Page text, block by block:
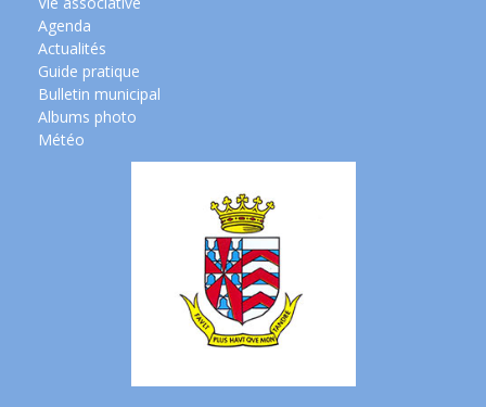
Agenda
Actualités
Guide pratique
Bulletin municipal
Albums photo
Météo